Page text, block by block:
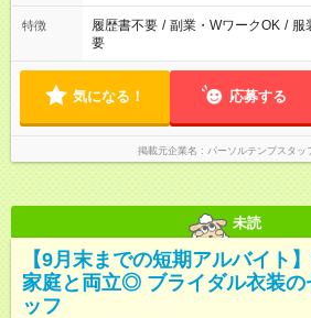
特徴 履歴書不要 / 副業・WワークOK / 服
要
気になる！ 応募する
掲載元企業名 パーソルテンプスタッ
未読
【9月末までの短期アルバイト
家庭と両立◎ ブライダル衣装の
ッフ